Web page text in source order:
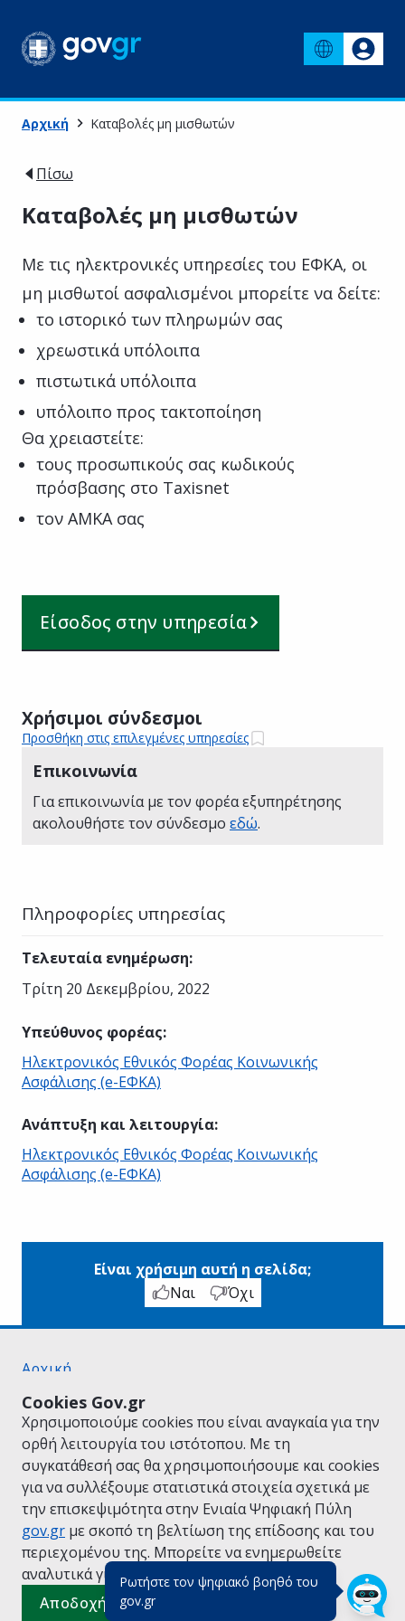
Ρωτήστε τον ψηφιακό βοηθό του
gov.gr(πάτησε για κλείσιμο)
Cookies Gov.gr
Χρησιμοποιούμε cookies που είναι αναγκαία για την
ορθή λειτουργία του ιστότοπου. Με τη
συγκατάθεσή σας θα χρησιμοποιήσουμε και cookies
για να συλλέξουμε στατιστικά στοιχεία σχετικά με
την επισκεψιμότητα στην Ενιαία Ψηφιακή Πύλη
gov.gr με σκοπό τη βελτίωση της επίδοσης και του
περιεχομένου της. Μπορείτε να ενημερωθείτε
αναλυτικά για την Πολιτική Cookies.
Αποδοχή όλων
Αρχική Καταβολές μη μισθωτών
Πίσω
Καταβολές μη μισθωτών
Με τις ηλεκτρονικές υπηρεσίες του ΕΦΚΑ, οι
μη μισθωτοί ασφαλισμένοι μπορείτε να δείτε:
το ιστορικό των πληρωμών σας
χρεωστικά υπόλοιπα
πιστωτικά υπόλοιπα
υπόλοιπο προς τακτοποίηση
Θα χρειαστείτε:
τους προσωπικούς σας κωδικούς
πρόσβασης στο Taxisnet
τον ΑΜΚΑ σας
Είσοδος στην υπηρεσία
Χρήσιμοι σύνδεσμοι
Προσθήκη στις επιλεγμένες υπηρεσίες
Επικοινωνία
Για επικοινωνία με τον φορέα εξυπηρέτησης
ακολουθήστε τον σύνδεσμο εδώ.
Πληροφορίες υπηρεσίας
Τελευταία ενημέρωση:
Τρίτη 20 Δεκεμβρίου, 2022
Υπεύθυνος φορέας:
Ηλεκτρονικός Εθνικός Φορέας Κοινωνικής
Ασφάλισης (e-ΕΦΚΑ)
Ανάπτυξη και λειτουργία:
Ηλεκτρονικός Εθνικός Φορέας Κοινωνικής
Ασφάλισης (e-ΕΦΚΑ)
Είναι χρήσιμη αυτή η σελίδα;
Ναι
Όχι
Αρχική
Όροι Χρήσης
Πολιτική Απορρήτου
Δήλωση προσβασιμότητας
Πολιτική cookies
Προτάσεις για το gov.gr
Υλοποίηση από το Υπουργείο Ψηφιακής
Διακυβέρνησης
Ελληνικά |Αγγλικά